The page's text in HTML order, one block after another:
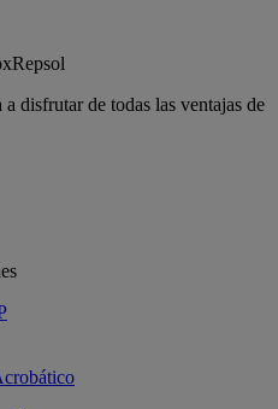
disfrutar de todas las ventajas de